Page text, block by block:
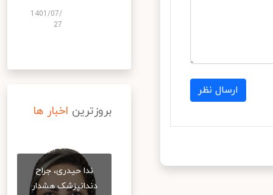
ارسال نظر
1401/07/
27
بروزترین اخبار ها
ندا حیدری، جراح
دندانپزشک هشدار